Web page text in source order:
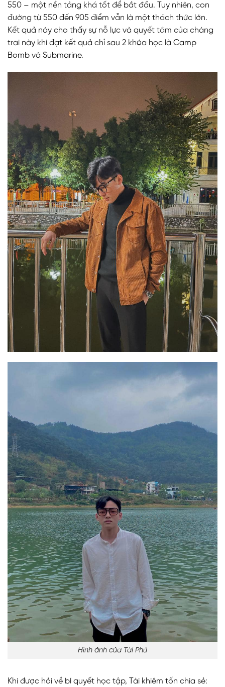
550 – một nền tảng khá tốt để bắt đầu. Tuy nhiên, con
đường từ 550 đến 905 điểm vẫn là một thách thức lớn.
Kết quả này cho thấy sự nỗ lực và quyết tâm của chàng
trai này khi đạt kết quả chỉ sau 2 khóa học là Camp
Bomb và Submarine.
Hình ảnh của Tài Phú
Khi được hỏi về bí quyết học tập, Tài khiêm tốn chia sẻ: